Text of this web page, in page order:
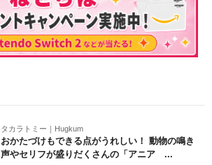
タカラトミー｜Hugkum
おかたづけもできる点がうれしい！ 動物の鳴き
声やセリフが盛りだくさんの「アニア ...